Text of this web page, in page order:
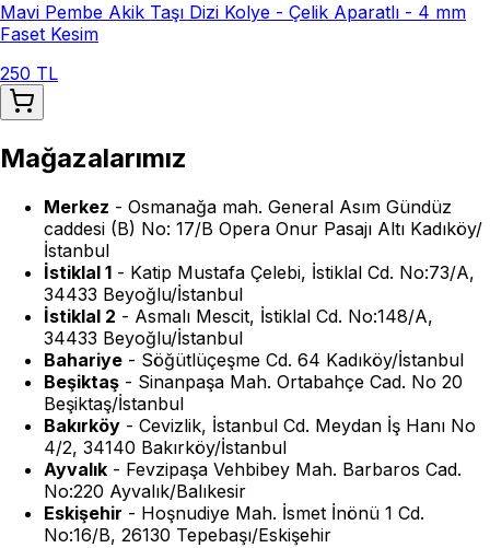
Mavi Pembe Akik Taşı Dizi Kolye - Çelik Aparatlı - 4 mm
Faset Kesim
250 TL
Mağazalarımız
Merkez - Osmanağa mah. General Asım Gündüz
caddesi (B) No: 17/B Opera Onur Pasajı Altı Kadıköy/
İstanbul
İstiklal 1 - Katip Mustafa Çelebi, İstiklal Cd. No:73/A,
34433 Beyoğlu/İstanbul
İstiklal 2 - Asmalı Mescit, İstiklal Cd. No:148/A,
34433 Beyoğlu/İstanbul
Bahariye - Söğütlüçeşme Cd. 64 Kadıköy/İstanbul
Beşiktaş - Sinanpaşa Mah. Ortabahçe Cad. No 20
Beşiktaş/İstanbul
Bakırköy - Cevizlik, İstanbul Cd. Meydan İş Hanı No
4/2, 34140 Bakırköy/İstanbul
Ayvalık - Fevzipaşa Vehbibey Mah. Barbaros Cad.
No:220 Ayvalık/Balıkesir
Eskişehir - Hoşnudiye Mah. İsmet İnönü 1 Cd.
No:16/B, 26130 Tepebaşı/Eskişehir